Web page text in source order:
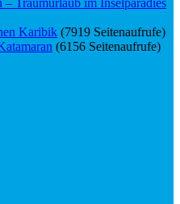
Traumurlaub im Inselparadies
Karibik (7919 Seitenaufrufe)
(6156 Seitenaufrufe)